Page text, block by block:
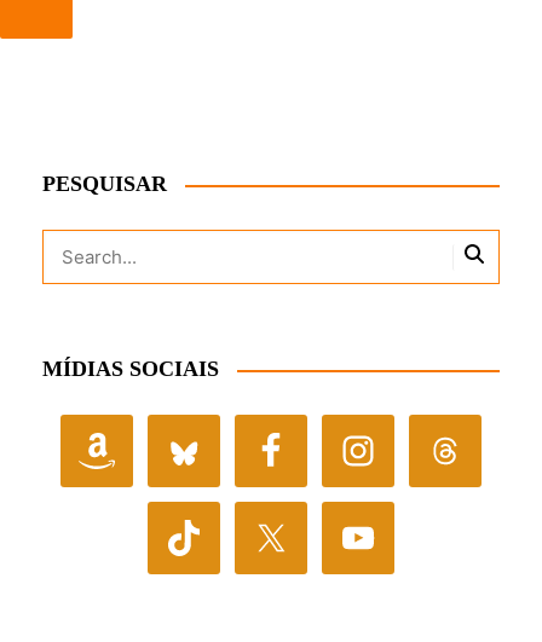
PESQUISAR
MÍDIAS SOCIAIS